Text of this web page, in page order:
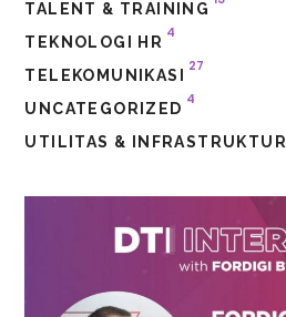
TALENT & TRAINING
TEKNOLOGI HR
4
TELEKOMUNIKASI
27
UNCATEGORIZED
4
UTILITAS & INFRASTRUKTUR